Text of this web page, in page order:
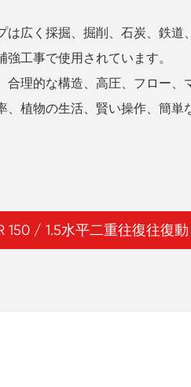
は広く採掘、掘削、石炭、鉄道
強工事で使用されています。
合理的な構造、高圧、フロー
、植物の生活、賢い操作、簡単
150 / 1.5水平二重往復往復